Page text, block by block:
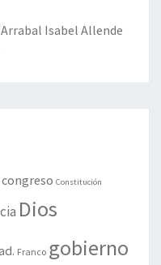
Isabel Allende
congreso Constitución
Dios
Franco gobierno